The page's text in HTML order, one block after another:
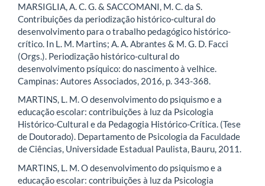
MARSIGLIA, A. C. G. & SACCOMANI, M. C. da S.
Contribuições da periodização histórico-cultural do
desenvolvimento para o trabalho pedagógico histórico-
crítico. In L. M. Martins; A. A. Abrantes & M. G. D. Facci
(Orgs.). Periodização histórico-cultural do
desenvolvimento psíquico: do nascimento à velhice.
Campinas: Autores Associados, 2016, p. 343-368.
MARTINS, L. M. O desenvolvimento do psiquismo e a
educação escolar: contribuições à luz da Psicologia
Histórico-Cultural e da Pedagogia Histórico-Crítica. (Tese
de Doutorado). Departamento de Psicologia da Faculdade
de Ciências, Universidade Estadual Paulista, Bauru, 2011.
MARTINS, L. M. O desenvolvimento do psiquismo e a
educação escolar: contribuições à luz da Psicologia